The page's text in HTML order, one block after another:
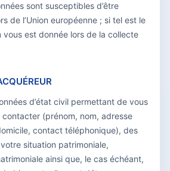
sont susceptibles d’être
de l’Union européenne ; si tel est le
vous est donnée lors de la collecte
d’état civil permettant de vous
(prénom, nom, adresse
contact téléphonique), des
situation patrimoniale,
ainsi que, le cas échéant,